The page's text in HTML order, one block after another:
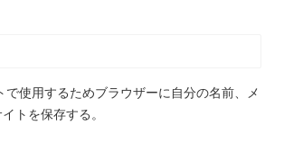
で使用するためブラウザーに自分の名前、メ
トを保存する。